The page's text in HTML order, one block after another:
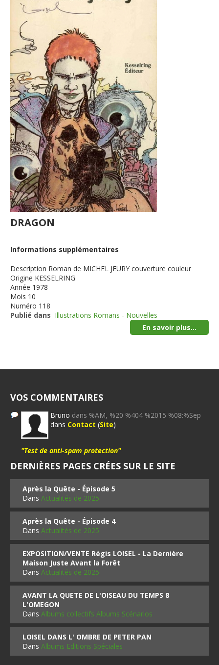
DRAGON
Informations supplémentaires
Description Roman de MICHEL JEURY couverture couleur
Origine KESSELRING
Année 1978
Mois 10
Numéro 118
Publié dans Illustrations Romans - Nouvelles
En savoir plus...
VOS COMMENTAIRES
Bruno dans %AM, %20 %404 %2015 %08:%Sep
dans Contact (Site)
"Test de anti-spam protection"
DERNIÈRES PAGES CRÉES SUR LE SITE
Après la Quête - Épisode 5
DansActualités de 2025
Après la Quête - Épisode 4
DansActualités de 2025
EXPOSITION/VENTE Régis LOISEL - La Dernière
Maison Juste Avant la Forêt
DansActualités de 2025
AVANT LA QUETE DE L'OISEAU DU TEMPS 8
L'OMEGON
DansAlbums collectifs Albums Scénarios
LOISEL DANS L' OMBRE DE PETER PAN
DansAlbums Editions Spéciales